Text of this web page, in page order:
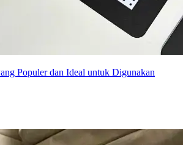
Populer dan Ideal untuk Digunakan